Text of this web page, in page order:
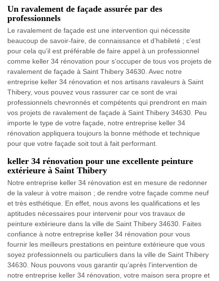
Un ravalement de façade assurée par des
professionnels
Le ravalement de façade est une intervention qui nécessite
beaucoup de savoir-faire, de connaissance et d’habileté ; c’est
pour cela qu’il est préférable de faire appel à un professionnel
comme keller 34 rénovation pour s’occuper de tous vos projets de
ravalement de façade à Saint Thibery 34630. Avec notre
entreprise keller 34 rénovation et nos artisans ravaleurs à Saint
Thibery, vous pouvez vous rassurer car ce sont de vrai
professionnels chevronnés et compétents qui prendront en main
vos projets de ravalement de façade à Saint Thibery 34630. Peu
importe le type de votre façade, notre entreprise keller 34
rénovation appliquera toujours la bonne méthode et technique
pour que votre façade soit tout à fait performant.
keller 34 rénovation pour une excellente peinture
extérieure à Saint Thibery
Notre entreprise keller 34 rénovation est en mesure de redonner
de la valeur à votre maison ; de rendre votre façade comme neuf
et très esthétique. En effet, nous avons les qualifications et les
aptitudes nécessaires pour intervenir pour vos travaux de
peinture extérieure dans la ville de Saint Thibery 34630. Faites
confiance à notre entreprise keller 34 rénovation pour vous
fournir les meilleurs prestations en peinture extérieure que vous
soyez professionnels ou particuliers dans la ville de Saint Thibery
34630. Nous pouvons vous garantir qu’après l’intervention de
notre entreprise keller 34 rénovation, votre maison sera propre et